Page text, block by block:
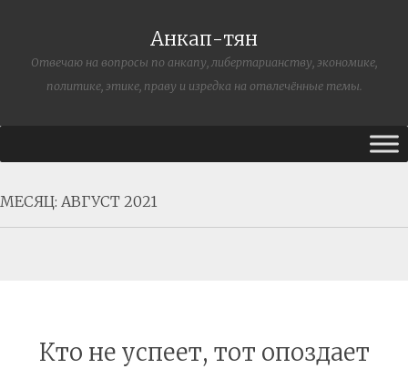
Анкап-тян
Отвечаю на вопросы по анкапу, либертарианству, экономике,
политике, этике, праву и изредка на отвлечённые темы.
МЕСЯЦ: АВГУСТ 2021
Кто не успеет, тот опоздает